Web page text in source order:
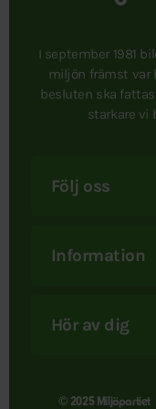
I september 1981
miljön främst var
besluten ska
starkare vi
Följ oss
Information
Hör av dig
© 2025 Miljöpartiet